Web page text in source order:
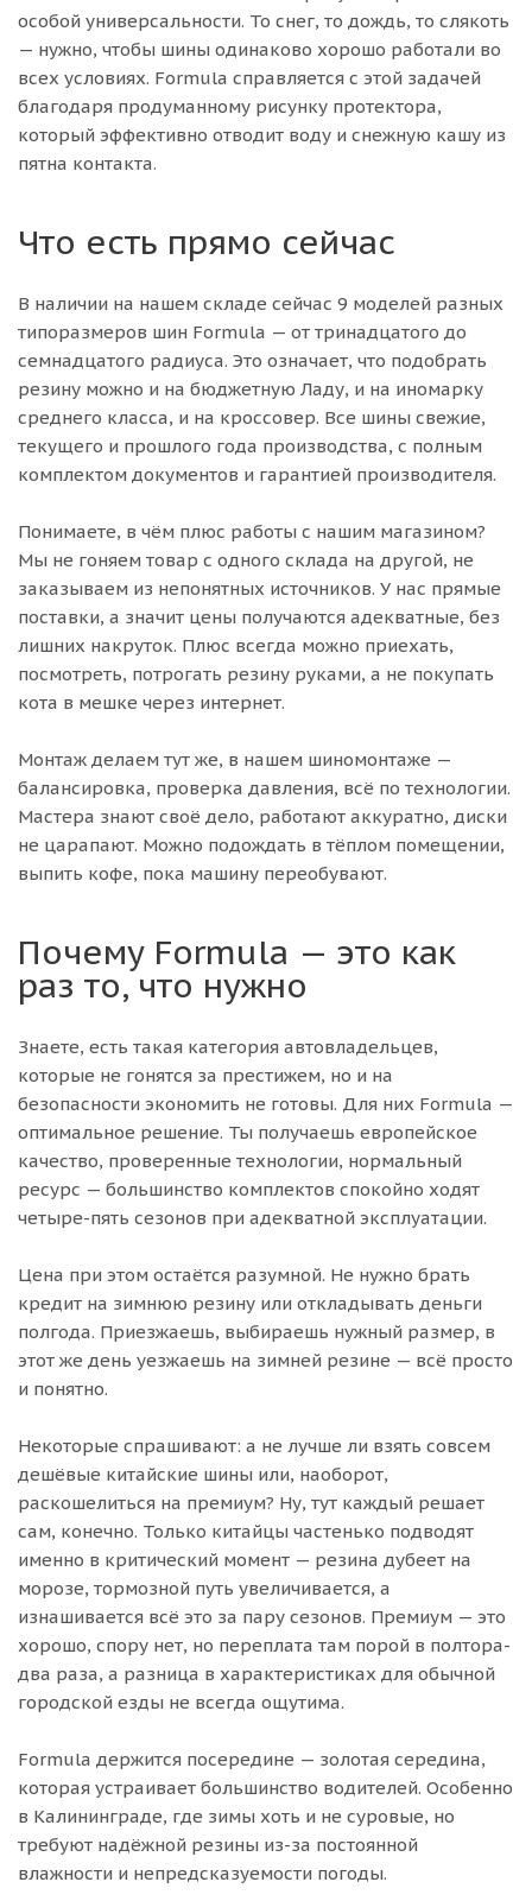
особой универсальности. То снег, то дождь, то слякоть
— нужно, чтобы шины одинаково хорошо работали во
всех условиях. Formula справляется с этой задачей
благодаря продуманному рисунку протектора,
который эффективно отводит воду и снежную кашу из
пятна контакта.
Что есть прямо сейчас
В наличии на нашем складе сейчас 9 моделей разных
типоразмеров шин Formula — от тринадцатого до
семнадцатого радиуса. Это означает, что подобрать
резину можно и на бюджетную Ладу, и на иномарку
среднего класса, и на кроссовер. Все шины свежие,
текущего и прошлого года производства, с полным
комплектом документов и гарантией производителя.
Понимаете, в чём плюс работы с нашим магазином?
Мы не гоняем товар с одного склада на другой, не
заказываем из непонятных источников. У нас прямые
поставки, а значит цены получаются адекватные, без
лишних накруток. Плюс всегда можно приехать,
посмотреть, потрогать резину руками, а не покупать
кота в мешке через интернет.
Монтаж делаем тут же, в нашем шиномонтаже —
балансировка, проверка давления, всё по технологии.
Мастера знают своё дело, работают аккуратно, диски
не царапают. Можно подождать в тёплом помещении,
выпить кофе, пока машину переобувают.
Почему Formula — это как
раз то, что нужно
Знаете, есть такая категория автовладельцев,
которые не гонятся за престижем, но и на
безопасности экономить не готовы. Для них Formula —
оптимальное решение. Ты получаешь европейское
качество, проверенные технологии, нормальный
ресурс — большинство комплектов спокойно ходят
четыре-пять сезонов при адекватной эксплуатации.
Цена при этом остаётся разумной. Не нужно брать
кредит на зимнюю резину или откладывать деньги
полгода. Приезжаешь, выбираешь нужный размер, в
этот же день уезжаешь на зимней резине — всё просто
и понятно.
Некоторые спрашивают: а не лучше ли взять совсем
дешёвые китайские шины или, наоборот,
раскошелиться на премиум? Ну, тут каждый решает
сам, конечно. Только китайцы частенько подводят
именно в критический момент — резина дубеет на
морозе, тормозной путь увеличивается, а
изнашивается всё это за пару сезонов. Премиум — это
хорошо, спору нет, но переплата там порой в полтора-
два раза, а разница в характеристиках для обычной
городской езды не всегда ощутима.
Formula держится посередине — золотая середина,
которая устраивает большинство водителей. Особенно
в Калининграде, где зимы хоть и не суровые, но
требуют надёжной резины из-за постоянной
влажности и непредсказуемости погоды.